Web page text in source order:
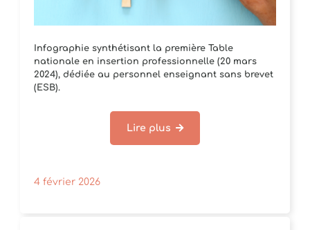
Infographie synthétisant la première Table
nationale en insertion professionnelle (20 mars
2024), dédiée au personnel enseignant sans brevet
(ESB).
Lire plus
4 février 2026